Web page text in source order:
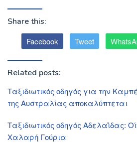
Share this:
Facebook Tweet
Related posts:
Ταξιδιωτικός οδηγός για την
της Αυστραλίας αποκαλύπτεται
Ταξιδιωτικός οδηγός Αδελαΐδας:
Χαλαρή Γούρια